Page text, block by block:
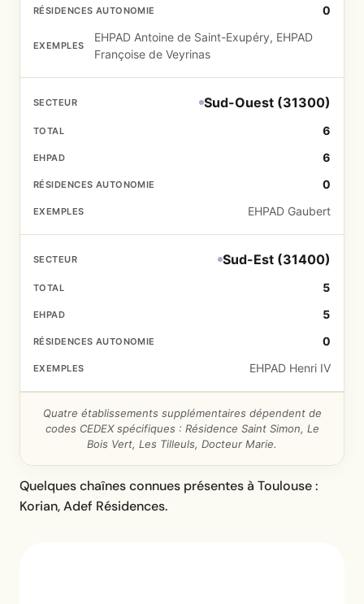
0
EHPAD Antoine de Saint-Exupéry, EHPAD
Françoise de Veyrinas
Sud-Ouest (31300)
6
6
0
EHPAD Gaubert
Sud-Est (31400)
5
5
0
EHPAD Henri IV
Quatre établissements supplémentaires dépendent de
codes CEDEX spécifiques : Résidence Saint Simon, Le
Bois Vert, Les Tilleuls, Docteur Marie.
Quelques chaînes connues présentes à Toulouse :
Korian, Adef Résidences.